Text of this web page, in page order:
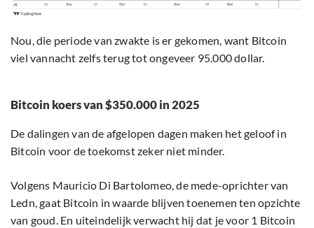
Nou, die periode van zwakte is er gekomen, want Bitcoin
viel vannacht zelfs terug tot ongeveer 95.000 dollar.
Bitcoin koers van $350.000 in 2025
De dalingen van de afgelopen dagen maken het geloof in
Bitcoin voor de toekomst zeker niet minder.
Volgens Mauricio Di Bartolomeo, de mede-oprichter van
Ledn, gaat Bitcoin in waarde blijven toenemen ten opzichte
van goud. En uiteindelijk verwacht hij dat je voor 1 Bitcoin